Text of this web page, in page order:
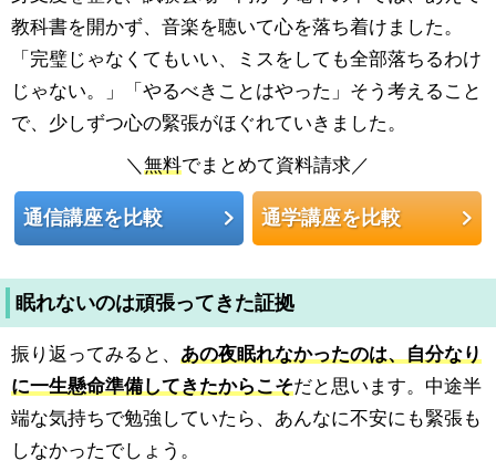
教科書を開かず、音楽を聴いて心を落ち着けました。
「完璧じゃなくてもいい、ミスをしても全部落ちるわけ
じゃない。」「やるべきことはやった」そう考えること
で、少しずつ心の緊張がほぐれていきました。
＼無料でまとめて資料請求／
通信講座を比較 通学講座を比較
眠れないのは頑張ってきた証拠
振り返ってみると、 あの夜眠れなかったのは、自分なり
に一生懸命準備してきたからこそだと思います。中途半
端な気持ちで勉強していたら、あんなに不安にも緊張も
しなかったでしょう。